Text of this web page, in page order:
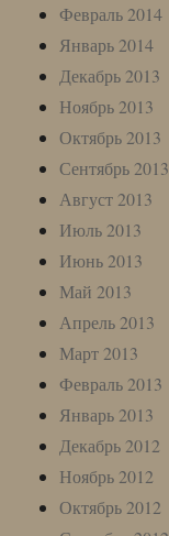
Февраль 2014
Январь 2014
Декабрь 2013
Ноябрь 2013
Октябрь 2013
Сентябрь 2013
Август 2013
Июль 2013
Июнь 2013
Май 2013
Апрель 2013
Март 2013
Февраль 2013
Январь 2013
Декабрь 2012
Ноябрь 2012
Октябрь 2012